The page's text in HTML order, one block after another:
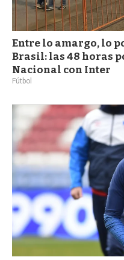
Entre lo amargo, lo
Brasil: las 48 horas
Nacional con Inter
Fútbol